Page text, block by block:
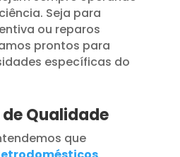
Seja para
ou reparos
prontos para
específicas do
Qualidade
que